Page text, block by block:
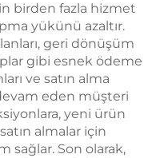
birden fazla hizmet
yükünü azaltır.
geri dönüşüm
gibi esnek ödeme
ve satın alma
eden müşteri
yeni ürün
almalar için
sağlar. Son olarak,